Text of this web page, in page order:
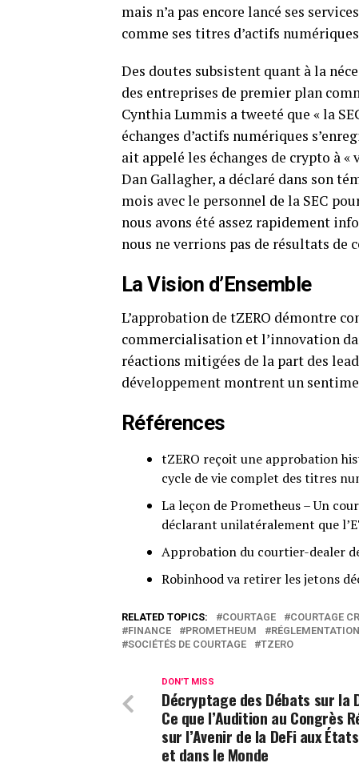
mais n’a pas encore lancé ses
comme ses titres d’actifs
Des doutes subsistent quant à la
des entreprises de premier plan
Cynthia Lummis a tweeté que « la
échanges d’actifs numériques
ait appelé les échanges de crypto à
Dan Gallagher, a déclaré dans son
mois avec le personnel de la SEC
nous avons été assez rapidement
nous ne verrions pas de résultats de
La Vision d’Ensemble
L’approbation de tZERO démontre
commercialisation et l’innovation
réactions mitigées de la part des
développement montrent un
Références
tZERO reçoit une approbation
cycle de vie complet des titres
La leçon de Prometheus – Un
déclarant unilatéralement que
Approbation du courtier-dealer
Robinhood va retirer les jetons
RELATED TOPICS: COURTAGE COURTAGE
FINANCE
PROMETHEUM RÉGLEMENTATION
SOCIÉTÉS DE COURTAGE
TZERO
DON'T MISS
Décryptage des Débats sur la
Ce que l’Audition au Congrès
sur l’Avenir de la DeFi aux
et dans le Monde